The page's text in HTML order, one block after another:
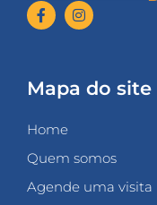
Mapa do site
Home
Quem somos
Agende uma visita